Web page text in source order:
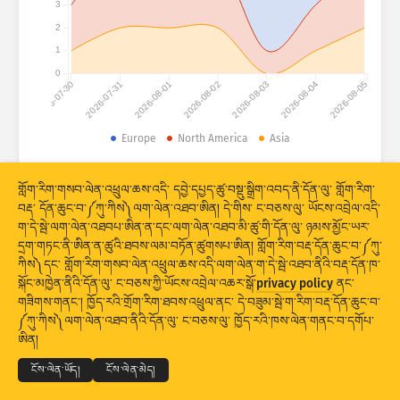
གནས་སྡུད་དྲག་གནོན༔ ཐབས་འཕྲུལ།
གནས་སྡུད་ཆ་ཚང་།
ཚད།
སྡེ་ཚན་གྱི།
རྒྱལ་ཁབ། ངོ་རྟགས།
Stacking ཡིག་དཀྲེགས། ཉིས་བརྩེགས།
གྲུབ་འབྲས་ཚུ་རང་བཞིན་གིས་དུས་མཐུན་བཟོ།
2026-07-30 2026-07-31 2026-08-01 2026-08-02 2026-08-03 2026-08-04 2026-08-05
0
1
2
3
Europe North America Asia
© 2026THE SHADOWSERVER FOUNDATION
གསང་བྱ་དང་གནས་ཚིག
ང་བཅས་ལུ་འབྲེལ་བ་འཐབ། ངོས་འཛིན།
གློག་རིག་གསབ་ལེན་འཕྲུལ་ཆས་འདི་ དབྱེ་དཔྱད་ཚུ་བསྡུ་སྒྲིག་འབད་ནི་དོན་ལུ་ གློག་རིག་
བརྡ་ དོན་ཆུང་བ་༼ཀུ་ཀིས༽ལག་ལེན་འཐབ་ཨིན། དེ་གིས་ ང་བཅས་ལུ་ ཡོངས་འབྲེལ་འདི་
ག་དེ་སྦེ་ལག་ལེན་འཐབཔ་ཨིན་ན་དང་ལག་ལེན་འཐབ་མི་ཚུ་གི་དོན་ལུ་ ཉམས་མྱོང་ཡར་
དྲག་གཏང་ནི་ཨིན་ན་ཚུའི་ཐབས་ལམ་བཏོན་ཚུགསཔ་ཨིན། གློག་རིག་བརྡ་དོན་ཆུང་བ་༼ཀུ་
ཀིས༽དང་ གློག་རིག་གསབ་ལེན་འཕྲུལ་ཆས་འདི་ལག་ལེན་ག་དེ་སྦེ་འཐབ་ནིའི་བརྡ་དོན་ཁ་
སྐོང་མཁྱེན་ནིའི་དོན་ལུ་ ང་བཅས་ཀྱི་ཡོངས་འབྲེལ་འཆར་སྒོ་privacy policy ནང་
གཟིགས་གནང་། ཁྱོད་རའི་གྲོག་རིག་ཐབས་འཕྲུལ་ནང་ དེ་བཟུམ་སྦེ་ག་རིག་བརྡ་དོན་ཆུང་བ་
༼ཀུ་ཀིས༽ལག་ལེན་འཐབ་ནིའི་དོན་ལུ་ ང་བཅས་ལུ་ ཁྱོད་རའི་ཁས་ལེན་གནང་བ་དགོཔ་
ཨིན།
ངོས་ལེན་ཡོད། ངོས་ལེན་མེད།